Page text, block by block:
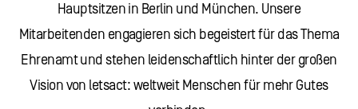
Hauptsitzen in Berlin und München. Unsere
Mitarbeitenden engagieren sich begeistert für das Thema
Ehrenamt und stehen leidenschaftlich hinter der großen
Vision von letsact: weltweit Menschen für mehr Gutes